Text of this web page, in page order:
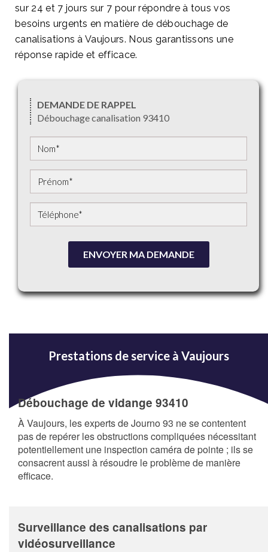
sur 24 et 7 jours sur 7 pour répondre à tous vos
besoins urgents en matière de débouchage de
canalisations à Vaujours. Nous garantissons une
réponse rapide et efficace.
DEMANDE DE RAPPEL
Débouchage canalisation 93410
ENVOYER MA DEMANDE
Prestations de service à Vaujours
Débouchage de vidange 93410
À Vaujours, les experts de Journo 93 ne se contentent
pas de repérer les obstructions compliquées nécessitant
potentiellement une inspection caméra de pointe ; ils se
consacrent aussi à résoudre le problème de manière
efficace.
Surveillance des canalisations par
vidéosurveillance